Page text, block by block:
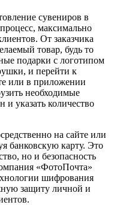
сувениров в
максимально
От заказчика
товар, будь то
подарки с логотипом
и перейти к
или в приложении
необходимые
и указать количество
на сайте или
банковскую карту. Это
но и безопасность
«ФотоПочта»
шифрования
защиту личной и